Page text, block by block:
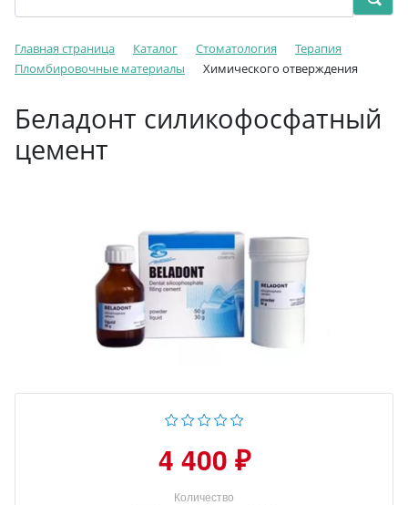
Главная страница Каталог Стоматология
Терапия
Пломбировочные материалы
Химического отверждения
Беладонт силикофосфатный
цемент
4 400 ₽
Количество